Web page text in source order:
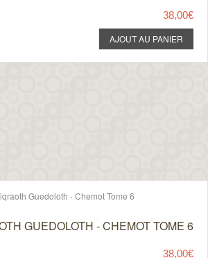
38,00€
GUEDOLOTH - CHEMOT TOME 6
38,00€